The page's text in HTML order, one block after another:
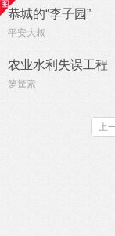
恭城的“李子园”
平安大叔
农业水利失误工程
箩筐索
上